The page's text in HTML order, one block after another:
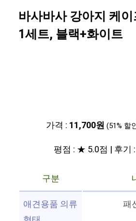
바사바사 강아지 케
1세트, 블랙+화이트
가격 : 11,700원 (51% 할
평점 : ★ 5.0점 | 후기 :
구분
애견용품 의류
패